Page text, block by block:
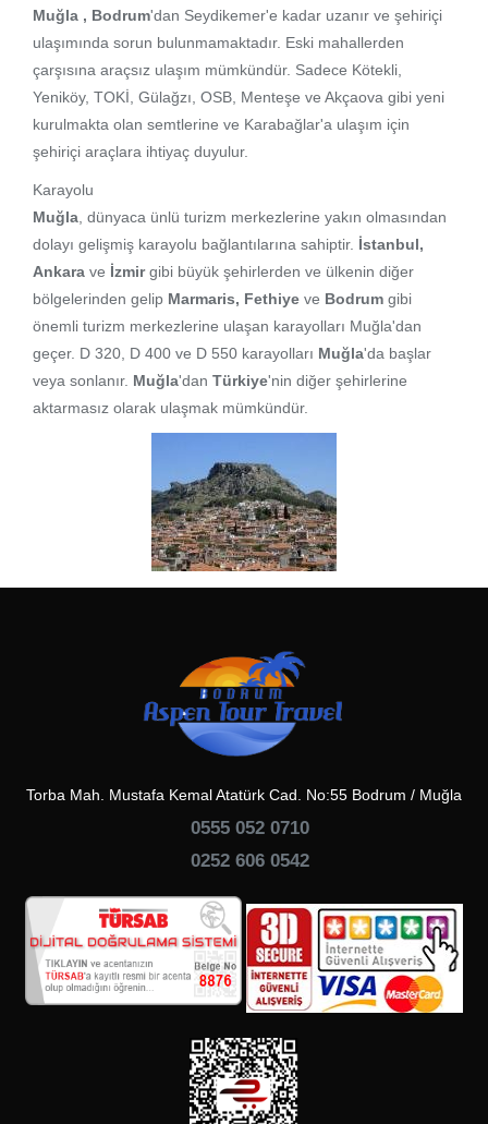
Muğla , Bodrum'dan Seydikemer'e kadar uzanır ve şehiriçi
ulaşımında sorun bulunmamaktadır. Eski mahallerden
çarşısına araçsız ulaşım mümkündür. Sadece Kötekli,
Yeniköy, TOKİ, Gülağzı, OSB, Menteşe ve Akçaova gibi yeni
kurulmakta olan semtlerine ve Karabağlar'a ulaşım için
şehiriçi araçlara ihtiyaç duyulur.
Karayolu
Muğla , dünyaca ünlü turizm merkezlerine yakın olmasından
dolayı gelişmiş karayolu bağlantılarına sahiptir. İstanbul,
Ankara ve İzmirgibi büyük şehirlerden ve ülkenin diğer
bölgelerinden gelip Marmaris, Fethiye ve Bodrum gibi
önemli turizm merkezlerine ulaşan karayolları Muğla'dan
geçer. D 320, D 400 ve D 550 karayolları Muğla'da başlar
veya sonlanır. Muğla'dan Türkiye'nin diğer şehirlerine
aktarmasız olarak ulaşmak mümkündür.
Torba Mah. Mustafa Kemal Atatürk Cad. No:55 Bodrum / Muğla
0555 052 0710
0252 606 0542